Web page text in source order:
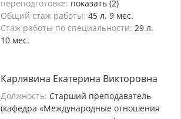
переподготовке: показать (2)
Общий стаж работы: 45 л. 9 мес.
Стаж работы по специальности: 29 л.
10 мес.
Карлявина Екатерина Викторовна
Должность: Старший преподаватель
(кафедра «Международные отношения